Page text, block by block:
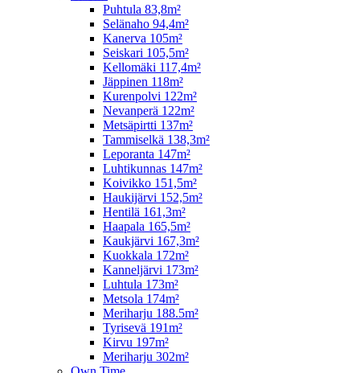
Puhtula 83,8m²
Selänaho 94,4m²
Kanerva 105m²
Seiskari 105,5m²
Kellomäki 117,4m²
Jäppinen 118m²
Kurenpolvi 122m²
Nevanperä 122m²
Metsäpirtti 137m²
Tammiselkä 138,3m²
Leporanta 147m²
Luhtikunnas 147m²
Koivikko 151,5m²
Haukijärvi 152,5m²
Hentilä 161,3m²
Haapala 165,5m²
Kaukjärvi 167,3m²
Kuokkala 172m²
Kanneljärvi 173m²
Luhtula 173m²
Metsola 174m²
Meriharju 188.5m²
Tyrisevä 191m²
Kirvu 197m²
Meriharju 302m²